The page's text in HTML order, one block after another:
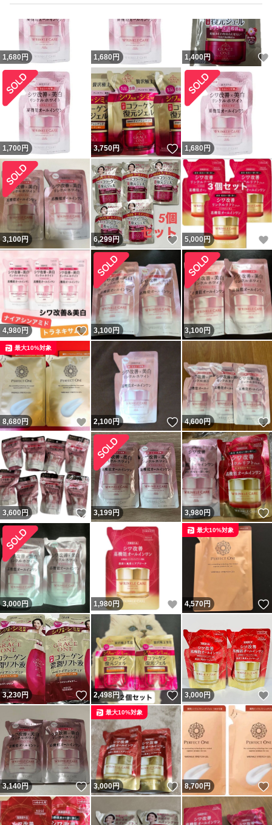
い。水が混入すると、衛生的にお使いいただけなくなる可
能性がありますのでご注意ください。
※最後まで使いきってから、1度に全量をつめかえてくだ
さい。
※他の製品や水を混ぜないでください。
成分
ナイアシンアミド※、精製水、ジプロピレングリコール、
1，3?ブチレングリコール、濃グリセリン、エタノール、
メドウフォーム油、ポリエチレングリコール・デシルテト
ラデセス?20・ヘキサメチレンジイソシアネート共重合
体、ジカプリン酸プロピレングリコール、ポリオキシエチ
レングリセリン（26E.O.）、アスタキサンチンH、アセチ
ル化ヒアルロン酸ナトリウム、ツバキ油、ノバラエキス、
バラエキス、ヒアルロン酸ナトリウム（2）、加水分解コ
ラーゲン末、加水分解ヒアルロン酸、水溶性コラーゲン液
（A）、天然ビタミンE、2?エチルヘキサン酸セチル、N?
ステアロイル?N?メチルタウリンナトリウム、アクリル
酸・メタクリル酸アルキル共重合体、グリセリン脂肪酸エ
ステル、ジグリセリン、ジブチルヒドロキシトルエン、ジ
ペンタエリトリット脂肪酸エステル（1）、セトステアリ
ルアルコール、トリ（カプリル・カプリン酸）グリセリ
ル、ベヘニルアルコール、メチルポリシロキサン、モノパ
ルミチン酸ソルビタン、ラウリン酸カリウム、リン酸一水
素ナトリウム、リン酸二水素ナトリウム、植物性スクワラ
ン、水酸化ナトリウム、フェノキシエタノール、メチルパ
ラベン、香料、カラメル
※有効成分
無印：その他の成分
.
4971710582888
発送詳細
※評価不要の際は早めにお伝えくださいませ。当方「発送
時」に落札者様に対して評価しています。一度評価してし
まうと取り消しが出来ないため予めご了承ください。
■おてがる配送などはヤフオクのご登録のご住所以外には
発送出来ません。その際は「着払い」にてお送りいたしま
すのでご了承ください。
1,680円 1,680円 1,400円
1,700円 3,750円 いいね！
1,680円
3,100円 6,299円 いいね！
5,000 円
4,980 円 いいね！
3,100円 3,100円
8,680円 いいね！
最大10%対象
2,100円 いいね！
4,600円
3,600円 いいね！
3,199円 3,980円
3,000円 1,980円 いいね！
4,570円
最大10%対象
3,230円 いいね！
2,498円 いいね！
3,000円
3,140円 いいね！
3,000円 いいね！
最大10%対象
8,700円